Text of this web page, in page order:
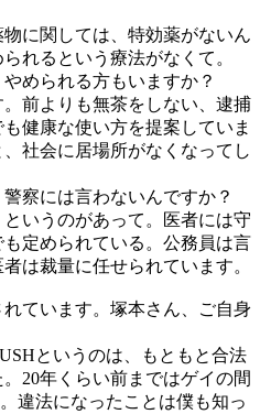
に関しては、特効薬がないん
れるという療法がなくて。
められる方もいますか？
前よりも無茶をしない、逮捕
健康な使い方を提案していま
社会に居場所がなくなってし
察には言わないんですか？
いうのがあって。医者には守
定められている。公務員は言
は裁量に任せられています。
ています。塚本さん、ご自身
というのは、もともと合法
20年くらい前まではゲイの間
違法になったことは僕も知っ